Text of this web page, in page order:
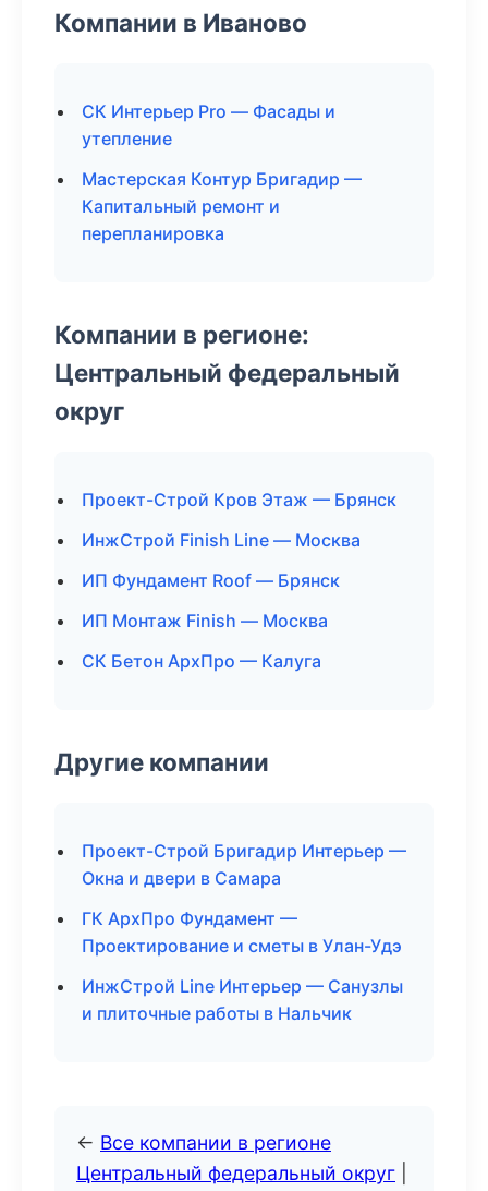
Компании в Иваново
СК Интерьер Pro — Фасады и
утепление
Мастерская Контур Бригадир —
Капитальный ремонт и
перепланировка
Компании в регионе:
Центральный федеральный
округ
Проект-Строй Кров Этаж — Брянск
ИнжСтрой Finish Line — Москва
ИП Фундамент Roof — Брянск
ИП Монтаж Finish — Москва
СК Бетон АрхПро — Калуга
Другие компании
Проект-Строй Бригадир Интерьер —
Окна и двери в Самара
ГК АрхПро Фундамент —
Проектирование и сметы в Улан-Удэ
ИнжСтрой Line Интерьер — Санузлы
и плиточные работы в Нальчик
← Все компании в регионе
Центральный федеральный округ